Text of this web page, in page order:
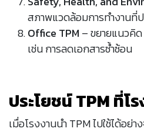
สภาพแวดล้อมการทำงานที่
Office TPM – ขยายแนวคิ
เช่น การลดเอกสารซ้ำซ้อน
ประโยชน์ TPM ที่โ
เมื่อโรงงานนำ TPM ไปใช้ได้อย่